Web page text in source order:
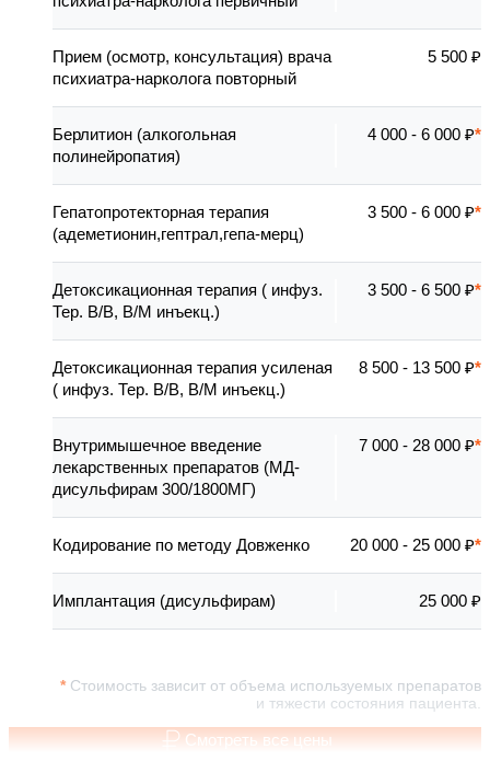
Стоимость зависит от объема используемых препаратов
и тяжести состояния пациента.
Прием (осмотр, консультация) врача
психиатра-нарколога повторный
5 500 ₽
Берлитион (алкогольная
полинейропатия)
4 000 - 6 000 ₽
Гепатопротекторная терапия
(адеметионин,гептрал,гепа-мерц)
3 500 - 6 000 ₽
Детоксикационная терапия ( инфуз.
Тер. В/В, В/М инъекц.)
3 500 - 6 500 ₽
Детоксикационная терапия усиленая
( инфуз. Тер. В/В, В/М инъекц.)
8 500 - 13 500 ₽
Внутримышечное введение
лекарственных препаратов (МД-
дисульфирам 300/1800МГ)
7 000 - 28 000 ₽
Кодирование по методу Довженко 20 000 - 25 000 ₽
Имплантация (дисульфирам) 25 000 ₽
Смотреть все цены